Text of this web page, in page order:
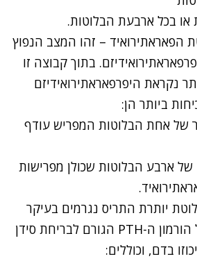
או בכל ארבעת הבלוטות.
הפאראתירואיד – זהו המצב הנפוץ
בתוך קבוצה זו
נקראת היפרפאראתירואידיזם
ביותר הן:
של אחת הבלוטות המפריש עודף
ארבע הבלוטות שכולן מפרישות
יותרת התריס נגרמים בעיקר
בשל הפרשת יתר של הורמון ה-PTH הגורם לבריחת סידן
בדם, וכוללים: